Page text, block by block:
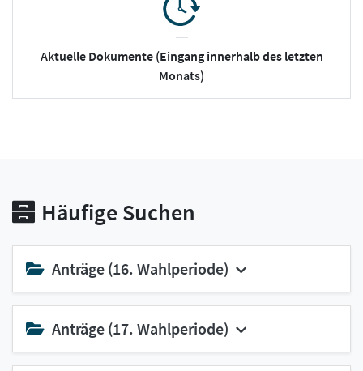
Aktuelle Dokumente (Eingang innerhalb des letzten
Monats)
Häufige Suchen
Anträge (16. Wahlperiode)
Anträge (17. Wahlperiode)